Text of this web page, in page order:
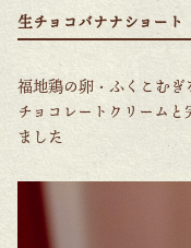
生チョコバナナショート
福地鶏の卵・ふくこむ
チョコレートクリーム
ました